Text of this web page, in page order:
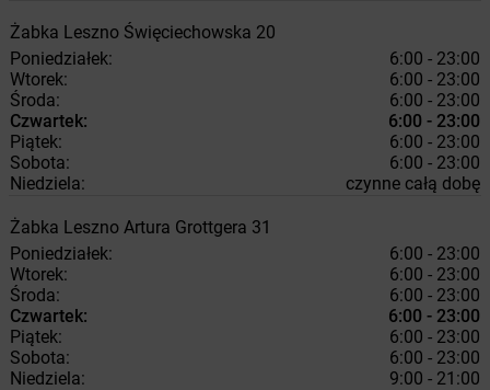
Żabka Leszno Święciechowska 20
Poniedziałek:
6:00 - 23:00
Wtorek:
6:00 - 23:00
Środa:
6:00 - 23:00
Czwartek:
6:00 - 23:00
Piątek:
6:00 - 23:00
Sobota:
6:00 - 23:00
Niedziela:
czynne całą dobę
Żabka Leszno Artura Grottgera 31
Poniedziałek:
6:00 - 23:00
Wtorek:
6:00 - 23:00
Środa:
6:00 - 23:00
Czwartek:
6:00 - 23:00
Piątek:
6:00 - 23:00
Sobota:
6:00 - 23:00
Niedziela:
9:00 - 21:00